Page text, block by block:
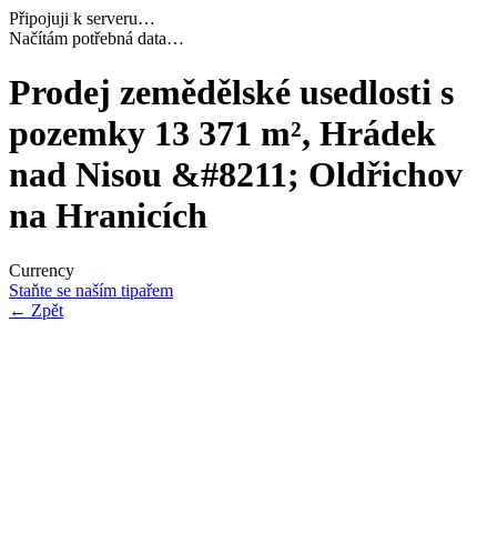
Připojuji k serveru…
Dokončuji inicializaci…
Prodej zemědělské usedlosti s
pozemky 13 371 m², Hrádek
nad Nisou &#8211; Oldřichov
na Hranicích
Currency
Staňte se naším tipařem
← Zpět